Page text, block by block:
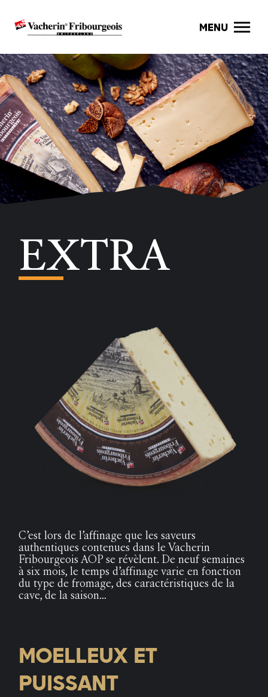
EXTRA
C’est lors de l’affinage que les saveurs
authentiques contenues dans le Vacherin
Fribourgeois AOP se révèlent. De neuf semaines
à six mois, le temps d’affinage varie en fonction
du type de fromage, des caractéristiques de la
cave, de la saison…
MOELLEUX ET
PUISSANT